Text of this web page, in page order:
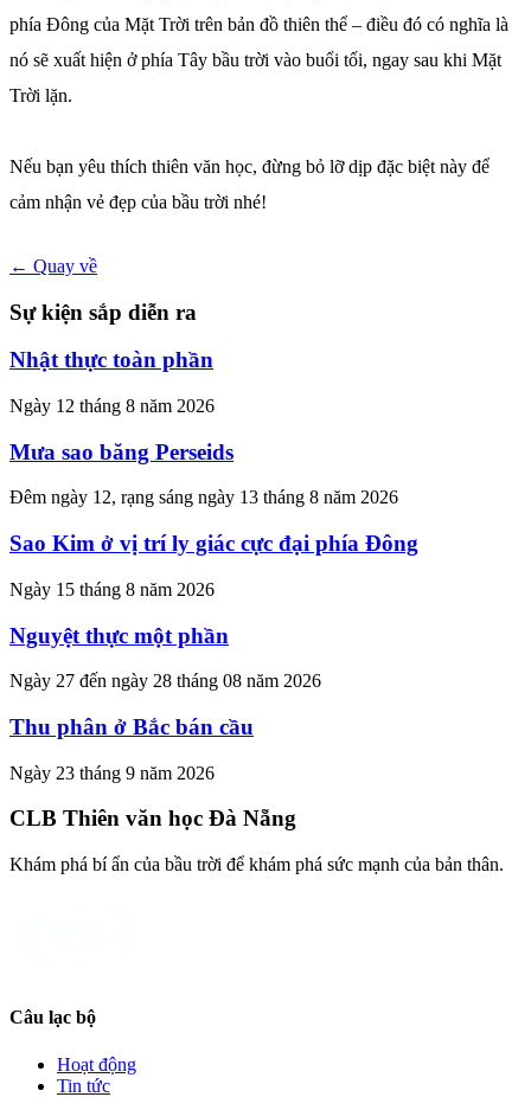
phía Đông của Mặt Trời trên bản đồ thiên thể – điều đó có nghĩa là
nó sẽ xuất hiện ở phía Tây bầu trời vào buổi tối, ngay sau khi Mặt
Trời lặn.
Nếu bạn yêu thích thiên văn học, đừng bỏ lỡ dịp đặc biệt này để
cảm nhận vẻ đẹp của bầu trời nhé!
← Quay về
Sự kiện sắp diễn ra
Nhật thực toàn phần
Ngày 12 tháng 8 năm 2026
Mưa sao băng Perseids
Đêm ngày 12, rạng sáng ngày 13 tháng 8 năm 2026
Sao Kim ở vị trí ly giác cực đại phía Đông
Ngày 15 tháng 8 năm 2026
Nguyệt thực một phần
Ngày 27 đến ngày 28 tháng 08 năm 2026
Thu phân ở Bắc bán cầu
Ngày 23 tháng 9 năm 2026
CLB Thiên văn học Đà Nẵng
Khám phá bí ẩn của bầu trời để khám phá sức mạnh của bản thân.
Câu lạc bộ
Hoạt động
Tin tức